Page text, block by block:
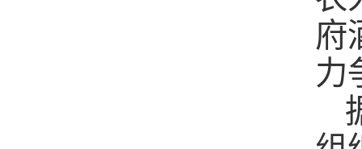
府
力